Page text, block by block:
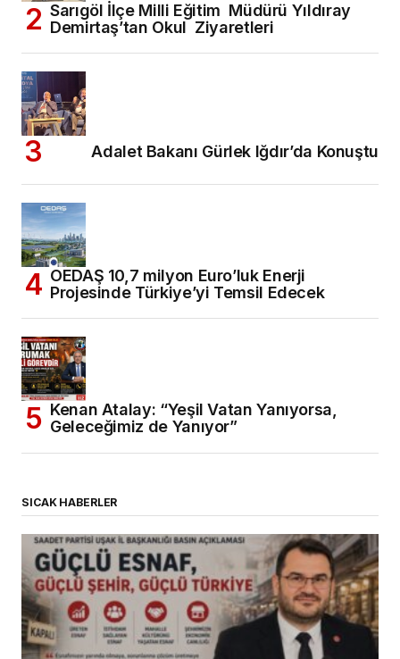
Sarıgöl İlçe Milli Eğitim Müdürü Yıldıray
Demirtaş’tan Okul Ziyaretleri
Adalet Bakanı Gürlek Iğdır’da Konuştu
OEDAŞ 10,7 milyon Euro’luk Enerji
Projesinde Türkiye’yi Temsil Edecek
Kenan Atalay: “Yeşil Vatan Yanıyorsa,
Geleceğimiz de Yanıyor”
SICAK HABERLER